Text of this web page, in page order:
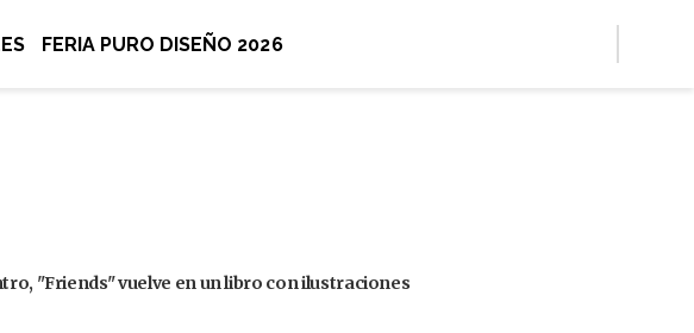
FERIA PURO DISEÑO 2026
"Friends" vuelve en un libro con ilustraciones